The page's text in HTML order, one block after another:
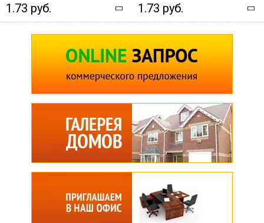
1.73 руб. 1.73 руб.